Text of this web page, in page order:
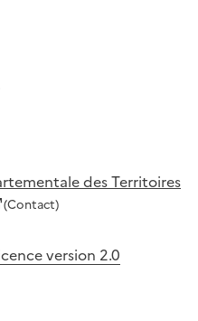
des Territoires
(Contact)
version 2.0